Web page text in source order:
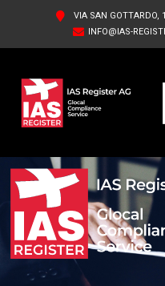
VIA SAN GOTTARDO,
INFO@IAS-